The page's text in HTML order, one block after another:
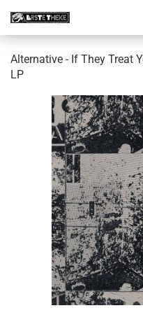
Alternative - If They Treat
LP